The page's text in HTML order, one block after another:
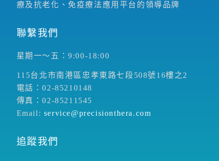
療及抗老化、免疫療法應用平台的領導品牌
聯繫我們
星期一～五：9:00-18:00
115台北市南港區忠孝東路七段508號16樓之2
電話：02-85210148
傳真：02-85211545
Email: service@precisionthera.com
追蹤我們